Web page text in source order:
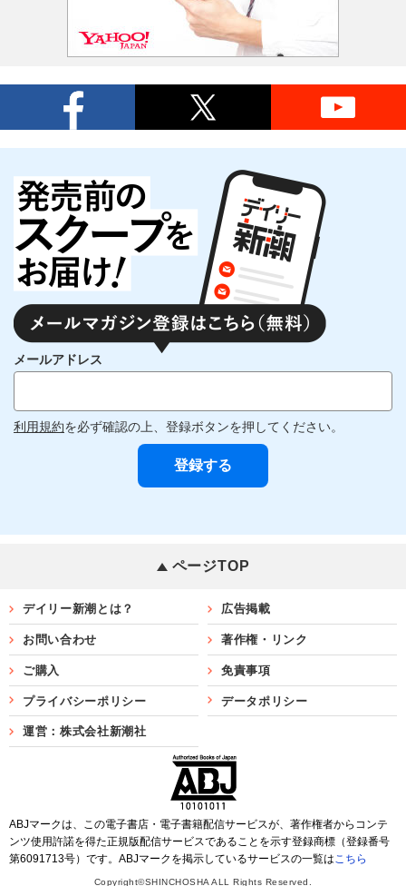
メールアドレス
利用規約を必ず確認の上、登録ボタンを押してください。
ページTOP
デイリー新潮とは？ 広告掲載
お問い合わせ 著作権・リンク
ご購入 免責事項
プライバシーポリシー データポリシー
運営：株式会社新潮社
ABJマークは、この電子書店・電子書籍配信サービスが、著作権者からコンテ
ンツ使用許諾を得た正規版配信サービスであることを示す登録商標（登録番号
第6091713号）です。ABJマークを掲示しているサービスの一覧はこちら
Copyright©SHINCHOSHA ALL Rights Reserved.